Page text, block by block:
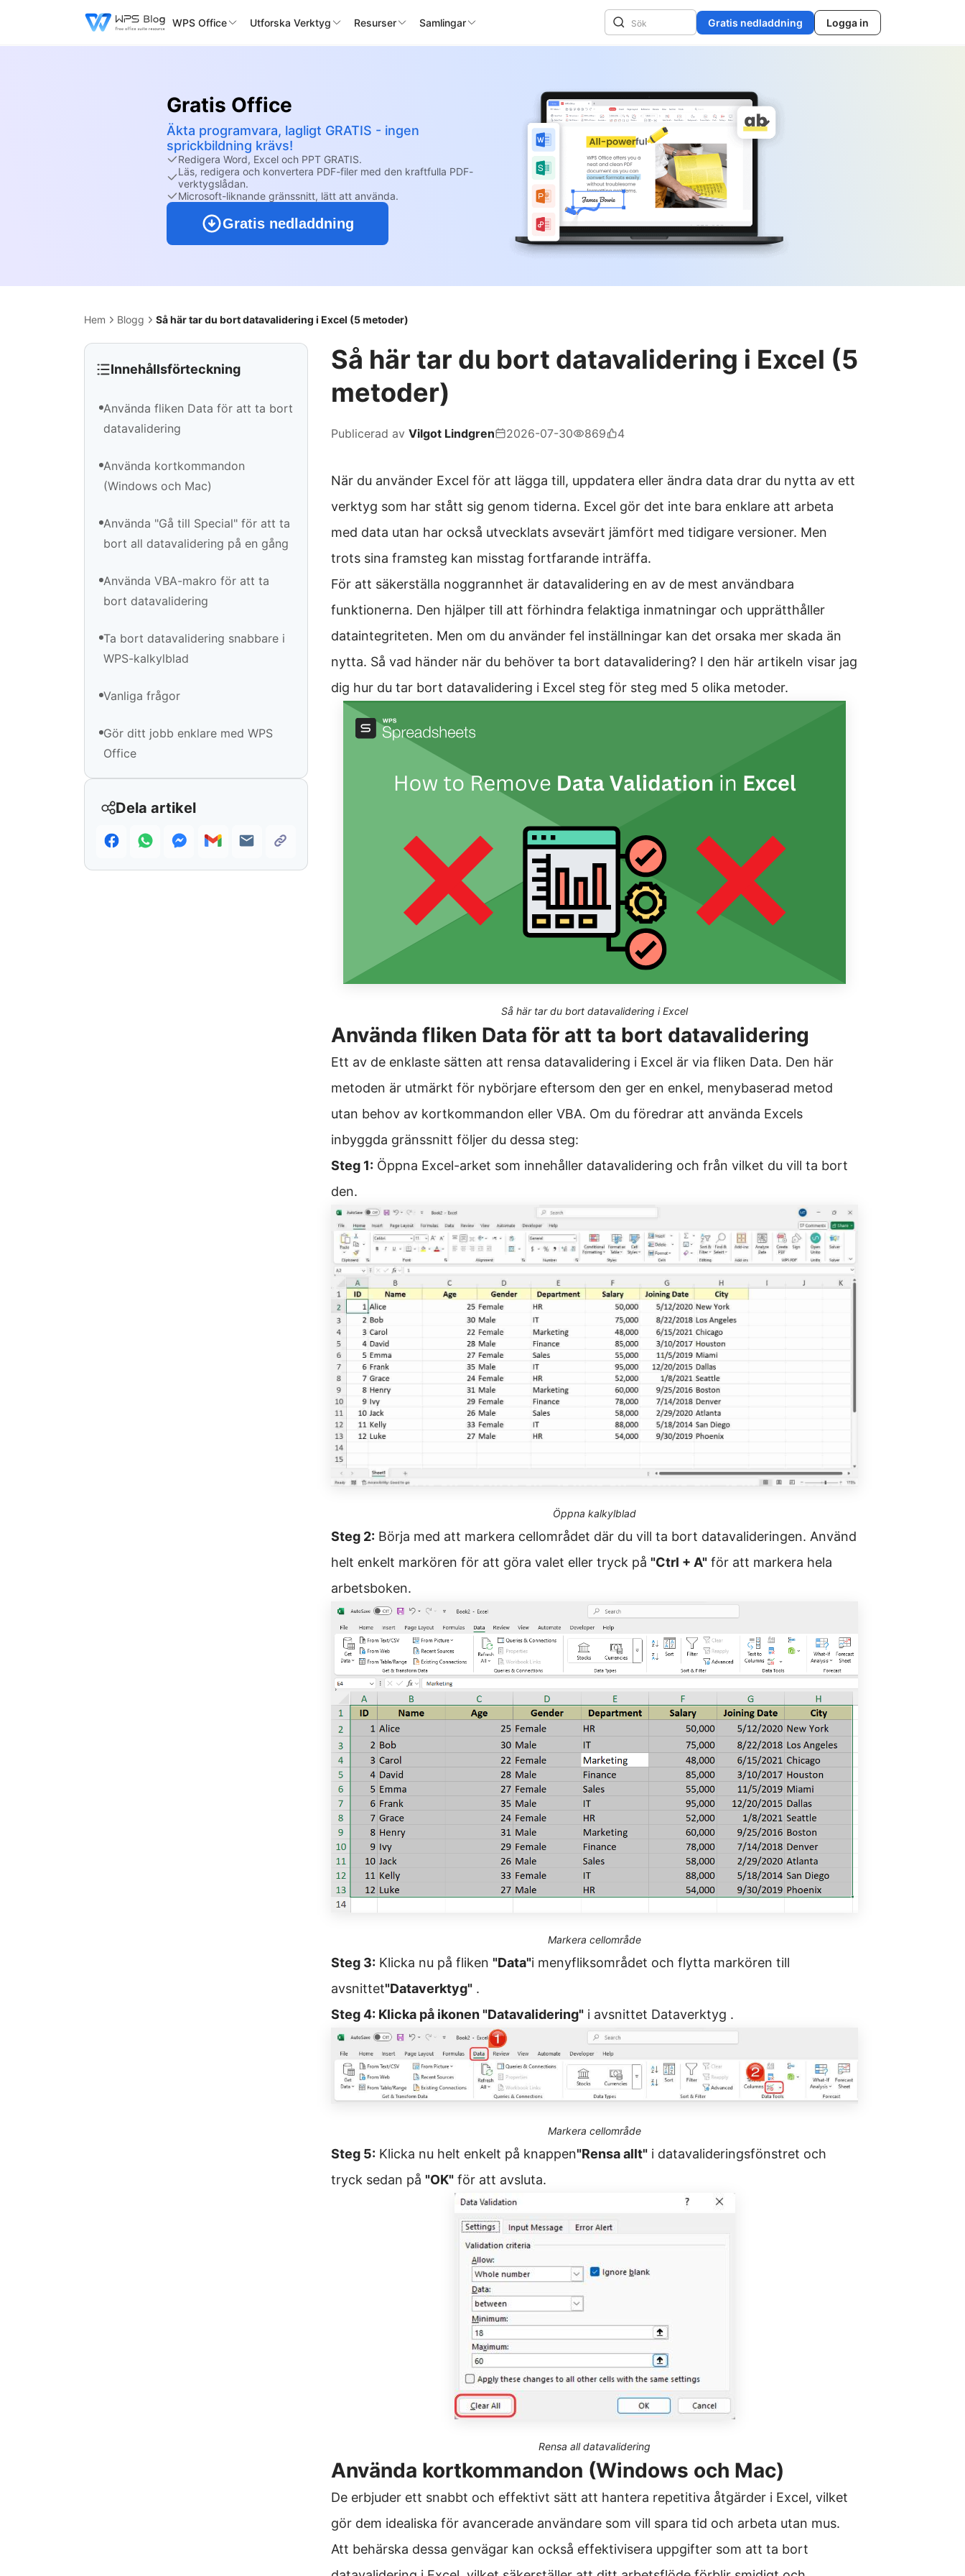
WPS Office Utforska Verktyg Resurser Samlingar Gratis nedladdning Logga in
Gratis Office
Äkta programvara, lagligt GRATIS - ingen
sprickbildning krävs!
Redigera Word, Excel och PPT GRATIS.
Läs, redigera och konvertera PDF-filer med den kraftfulla PDF-
verktygslådan.
Microsoft-liknande gränssnitt, lätt att använda.
Gratis nedladdning
Hem Blogg Så här tar du bort datavalidering i Excel (5 metoder)
Innehållsförteckning
Använda fliken Data för att ta bort
datavalidering
Använda kortkommandon
(Windows och Mac)
Använda "Gå till Special" för att ta
bort all datavalidering på en gång
Använda VBA-makro för att ta
bort datavalidering
Ta bort datavalidering snabbare i
WPS-kalkylblad
Vanliga frågor
Gör ditt jobb enklare med WPS
Office
Dela artikel
Så här tar du bort datavalidering i Excel (5
metoder)
Publicerad av Vilgot Lindgren 2026-07-30 869 4
När du använder Excel för att lägga till, uppdatera eller ändra data drar du nytta av ett
verktyg som har stått sig genom tiderna. Excel gör det inte bara enklare att arbeta
med data utan har också utvecklats avsevärt jämfört med tidigare versioner. Men
trots sina framsteg kan misstag fortfarande inträffa.
För att säkerställa noggrannhet är datavalidering en av de mest användbara
funktionerna. Den hjälper till att förhindra felaktiga inmatningar och upprätthåller
dataintegriteten. Men om du använder fel inställningar kan det orsaka mer skada än
nytta. Så vad händer när du behöver ta bort datavalidering? I den här artikeln visar jag
dig hur du tar bort datavalidering i Excel steg för steg med 5 olika metoder.
Så här tar du bort datavalidering i Excel
Använda fliken Data för att ta bort datavalidering
Ett av de enklaste sätten att rensa datavalidering i Excel är via fliken Data. Den här
metoden är utmärkt för nybörjare eftersom den ger en enkel, menybaserad metod
utan behov av kortkommandon eller VBA. Om du föredrar att använda Excels
inbyggda gränssnitt följer du dessa steg:
Steg 1: Öppna Excel-arket som innehåller datavalidering och från vilket du vill ta bort
den.
Öppna kalkylblad
Steg 2: Börja med att markera cellområdet där du vill ta bort datavalideringen. Använd
helt enkelt markören för att göra valet eller tryck på "Ctrl + A" för att markera hela
arbetsboken.
Markera cellområde
Steg 3: Klicka nu på fliken "Data"i menyfliksområdet och flytta markören till
avsnittet"Dataverktyg" .
Steg 4: Klicka på ikonen "Datavalidering" i avsnittet Dataverktyg .
Markera cellområde
Steg 5: Klicka nu helt enkelt på knappen"Rensa allt" i datavalideringsfönstret och
tryck sedan på "OK" för att avsluta.
Rensa all datavalidering
Använda kortkommandon (Windows och Mac)
De erbjuder ett snabbt och effektivt sätt att hantera repetitiva åtgärder i Excel, vilket
gör dem idealiska för avancerade användare som vill spara tid och arbeta utan mus.
Att behärska dessa genvägar kan också effektivisera uppgifter som att ta bort